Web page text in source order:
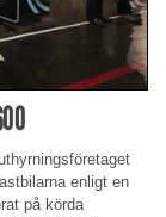
enligt en
på körda